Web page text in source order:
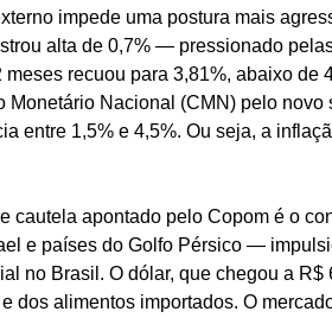
impede uma postura mais
alta de 0,7% — pressionado
recuou para 3,81%, abaixo de
Monetário Nacional (CMN) pelo
entre 1,5% e 4,5%. Ou seja, a
cautela apontado pelo Copom é o
e países do Golfo Pérsico —
no Brasil. O dólar, que chegou a
dos alimentos importados. O